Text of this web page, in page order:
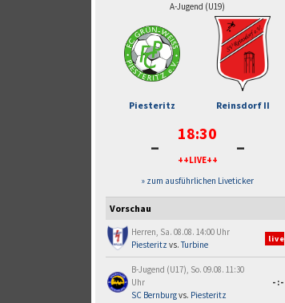
A-Jugend (U19)
Piesteritz Reinsdorf II
- 18:30
++LIVE++ -
» zum ausführlichen Liveticker
Vorschau
Herren, Sa. 08.08. 14:00 Uhr
Piesteritz vs.Turbine
live
B-Jugend (U17), So. 09.08. 11:30
Uhr
SC Bernburgvs. Piesteritz
-:-